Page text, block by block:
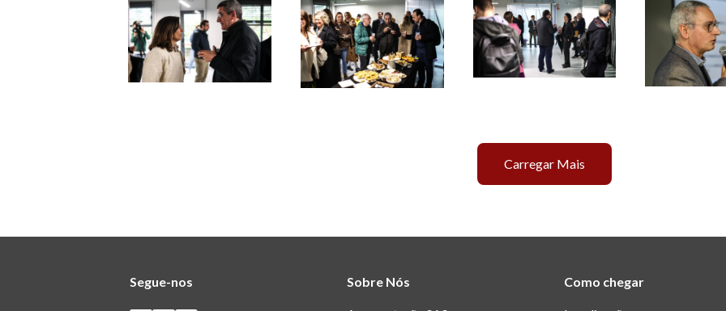
Carregar Mais
Segue-nos Sobre Nós Como chegar